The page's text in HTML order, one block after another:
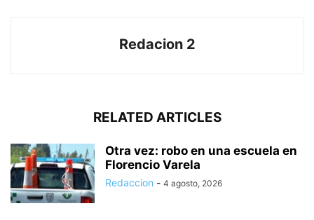
Redacion 2
RELATED ARTICLES
Otra vez: robo en una escuela en
Florencio Varela
Redaccion - 4 agosto, 2026